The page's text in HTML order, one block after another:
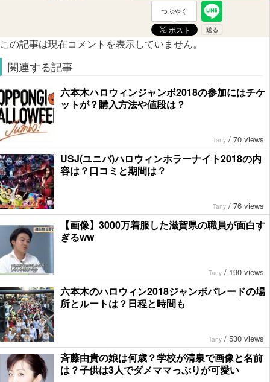
つぶやく
この記事は現在コメントを表示していません。
関連する記事
六本木ハロウィンジャンボ2018の参加にはチケ
ットが？購入方法や値段は？
Tany / 70 views
USJ(ユニバ)ハロウィンホラーナイト2018の内
容は？口コミと期間は？
Tany / 76 views
【画像】3000万着服した滋賀県の職員が面白す
ぎるww
Tany / 190 views
六本木のハロウィン2018ジャンボパレードの場
所とルートは？日程と時間も
Tany / 530 views
斉藤由貴の娘は何歳？学校が清泉で画像と名前
は？子供は3人でダメママっぷりが可愛い